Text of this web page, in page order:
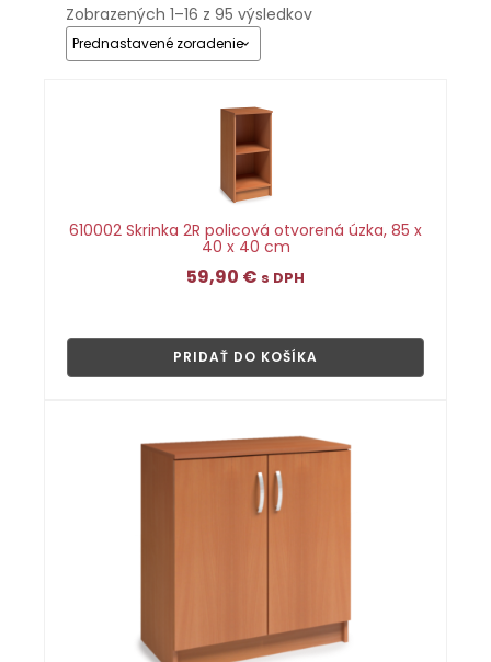
Zobrazených 1–16 z 95 výsledkov
610002 Skrinka 2R policová otvorená úzka, 85 x
40 x 40 cm
59,90 € s DPH
PRIDAŤ DO KOŠÍKA